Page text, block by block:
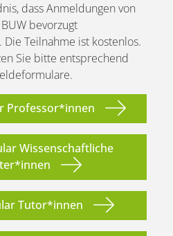
dass Anmeldungen von
bevorzugt
Teilnahme ist kostenlos.
Sie bitte entsprechend
Professor*innen
Wissenschaftliche
Tutor*innen